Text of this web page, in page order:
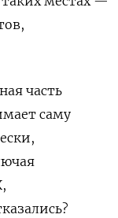
часть
саму